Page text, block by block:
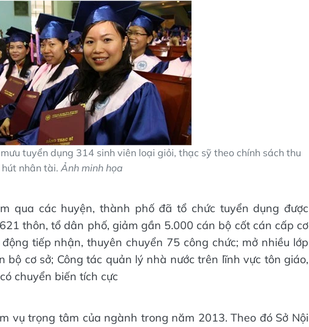
tuyển dụng 314 sinh viên loại giỏi, thạc sỹ theo chính sách thu
hút nhân tài. Ảnh minh họa
qua các huyện, thành phố đã tổ chức tuyển dụng được
thôn, tổ dân phố, giảm gần 5.000 cán bộ cốt cán cấp cơ
tiếp nhận, thuyên chuyển 75 công chức; mở nhiều lớp
bộ cơ sở; Công tác quản lý nhà nước trên lĩnh vực tôn giáo,
chuyển biến tích cực
vụ trọng tâm của ngành trong năm 2013. Theo đó Sở Nội